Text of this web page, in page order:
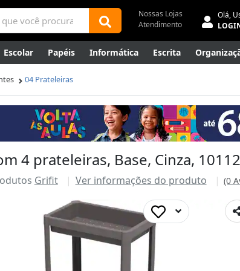
Nossas Lojas
Atendimento
Olá,
Escolar Papéis Informática Escrita
Mídias Envelopes
Canetas Luxo
Outlet
04 Prateleiras
4 prateleiras, Base, Cinza,
Grifit Ver informações do produto (0